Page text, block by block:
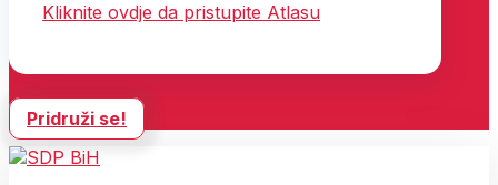
Kliknite ovdje da pristupite Atlasu
Pridruži se!